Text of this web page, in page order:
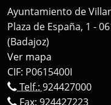
Ayuntamiento de
Plaza de España, 1 -
(Badajoz)
Ver mapa
CIF: P0615400I
Telf.: 924427000
Fax: 924427223